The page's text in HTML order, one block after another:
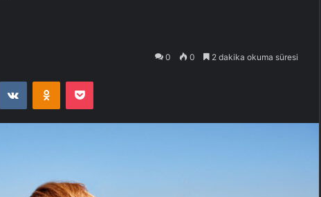
0 0 2 dakika okuma süresi
VKontakteOdnoklassniki
Pocket